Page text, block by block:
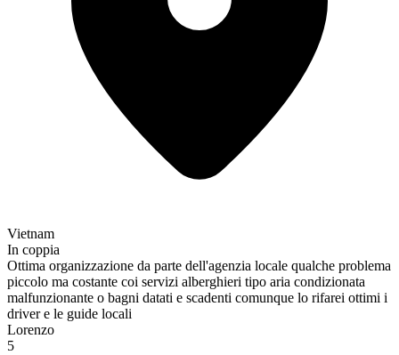
Vietnam
In coppia
Ottima organizzazione da parte dell'agenzia locale qualche problema
piccolo ma costante coi servizi alberghieri tipo aria condizionata
malfunzionante o bagni datati e scadenti comunque lo rifarei ottimi i
driver e le guide locali
Lorenzo
5